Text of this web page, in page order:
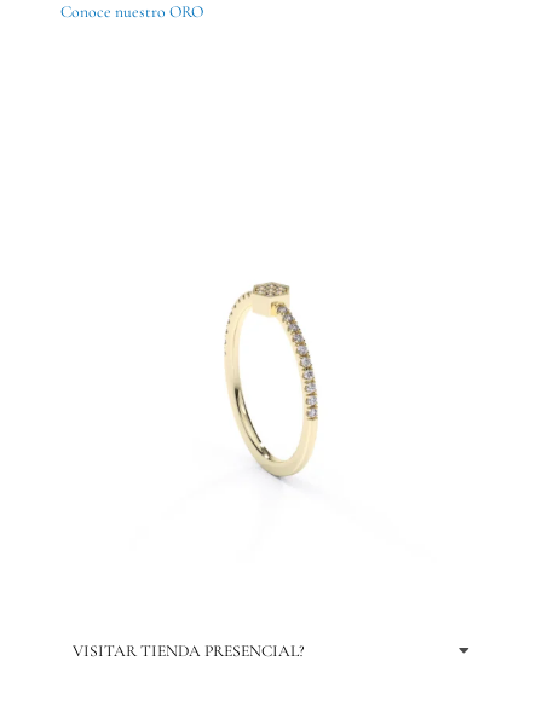
Conoce nuestro ORO
VISITAR TIENDA PRESENCIAL?